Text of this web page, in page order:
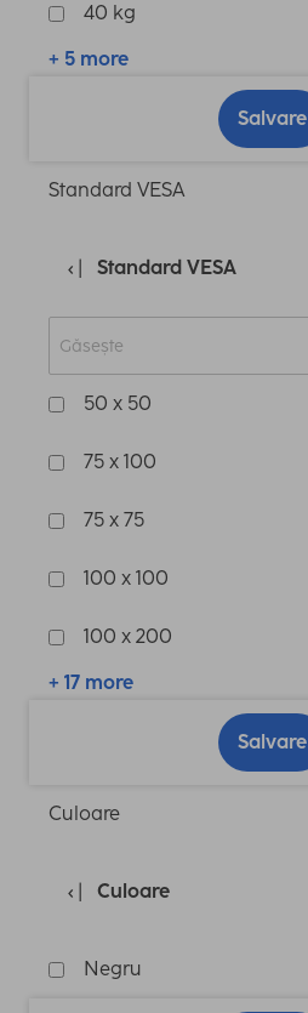
40 kg
+ 5 more
Salvare
Standard VESA
Standard VESA
50 x 50
75 x 100
75 x 75
100 x 100
100 x 200
+ 17 more
Salvare
Culoare
Culoare
Negru